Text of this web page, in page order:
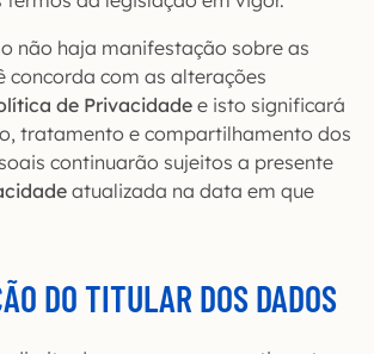
não haja manifestação sobre as
concorda com as alterações
de Privacidadee isto significará
tratamento e compartilhamento dos
continuarão sujeitos a presente
atualizada na data em que
DO TITULAR DOS DADOS